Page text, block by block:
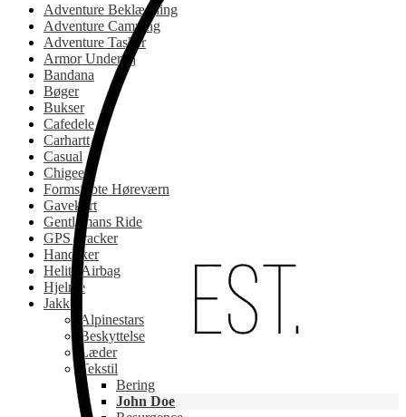
Adventure Beklædning
Adventure Camping
Adventure Tasker
Armor Undertøj
Bandana
Bøger
Bukser
Cafedele
Carhartt
Casual
Chigee
Formstøbte Høreværn
Gavekort
Gentlemans Ride
GPS Tracker
Handsker
Helite Airbag
Hjelme
Jakker
Alpinestars
Beskyttelse
Læder
Tekstil
Bering
John Doe